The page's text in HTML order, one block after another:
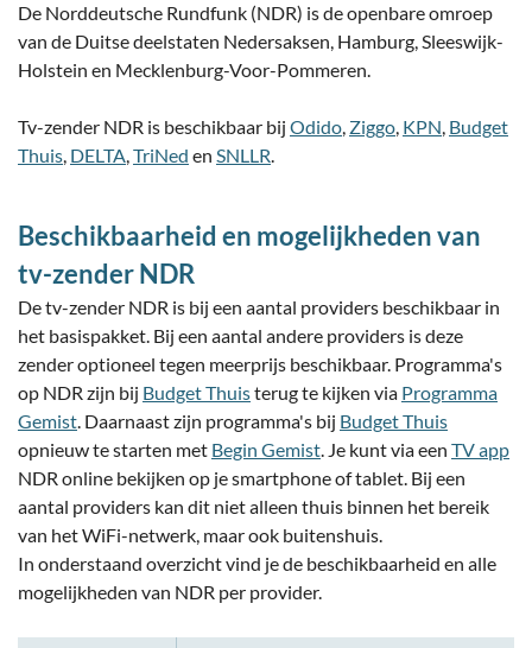
De Norddeutsche Rundfunk (NDR) is de openbare omroep
van de Duitse deelstaten Nedersaksen, Hamburg, Sleeswijk-
Holstein en Mecklenburg-Voor-Pommeren.
Tv-zender NDR is beschikbaar bij Odido, Ziggo, KPN, Budget
Thuis, DELTA,TriNed en SNLLR.
Beschikbaarheid en mogelijkheden van
tv-zender NDR
De tv-zender NDR is bij een aantal providers beschikbaar in
het basispakket. Bij een aantal andere providers is deze
zender optioneel tegen meerprijs beschikbaar. Programma's
op NDR zijn bij Budget Thuisterug te kijken via Programma
Gemist. Daarnaast zijn programma's bij Budget Thuis
opnieuw te starten met Begin Gemist. Je kunt via een TV app
NDR online bekijken op je smartphone of tablet. Bij een
aantal providers kan dit niet alleen thuis binnen het bereik
van het WiFi-netwerk, maar ook buitenshuis.
In onderstaand overzicht vind je de beschikbaarheid en alle
mogelijkheden van NDR per provider.